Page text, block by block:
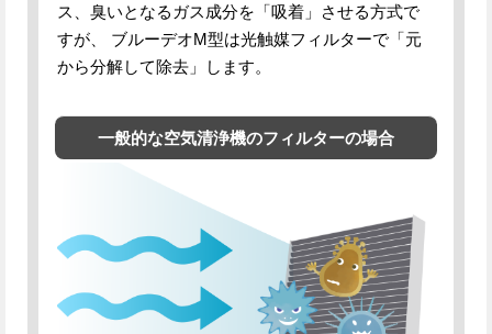
ス、臭いとなるガス成分を「吸着」させる方式で
すが、
ブルーデオM型は光触媒フィルターで「元
から分解して除去」します。
一般的な空気清浄機のフィルターの場合